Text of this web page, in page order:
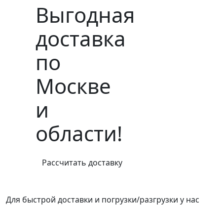
Выгодная
доставка
по
Москве
и
области!
Рассчитать доставку
Для быстрой доставки и погрузки/разгрузки у нас